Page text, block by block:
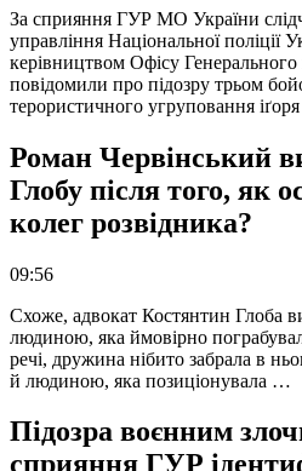
За сприяння ГУР МО України
управління Національної поліції
керівництвом Офісу
повідомили про підозру трьом
терористичного угруповання
Роман Червінський
Глобу після того, як
колег розвідника?
09:56
Схоже, адвокат Костянтин Глоба
людиною, яка ймовірно
речі, дружина нібито забрала в
й людиною, яка позиціонувала …
Підозра воєнним
сприяння ГУР